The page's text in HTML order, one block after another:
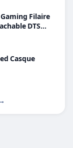
Gaming Filaire
DTS
Casque